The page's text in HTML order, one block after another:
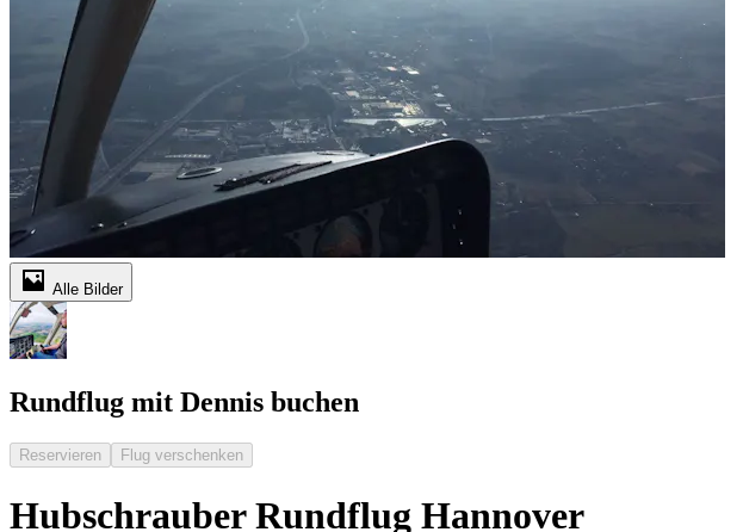
Alle Bilder
Rundflug mit Dennis buchen
Reservieren Flug verschenken
Hubschrauber Rundflug Hannover